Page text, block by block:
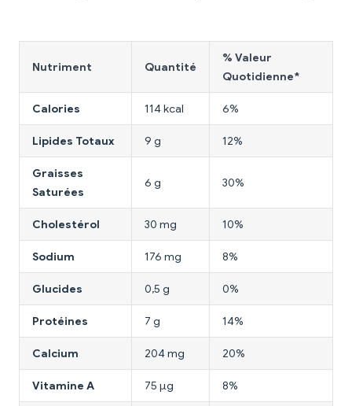
Nutriment Quantité
% Valeur
Quotidienne*
Calories 114 kcal 6%
Lipides Totaux 9 g 12%
Graisses
Saturées
6 g 30%
Cholestérol 30 mg 10%
Sodium 176 mg 8%
Glucides 0,5 g 0%
Protéines 7 g 14%
Calcium 204 mg 20%
Vitamine A 75 µg 8%